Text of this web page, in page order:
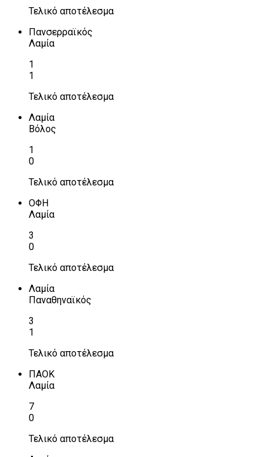
Τελικό αποτέλεσμα
Πανσερραϊκός
Λαμία
1
1
Τελικό αποτέλεσμα
Λαμία
Βόλος
1
0
Τελικό αποτέλεσμα
ΟΦΗ
Λαμία
3
0
Τελικό αποτέλεσμα
Λαμία
Παναθηναϊκός
3
1
Τελικό αποτέλεσμα
ΠΑΟΚ
Λαμία
7
0
Τελικό αποτέλεσμα